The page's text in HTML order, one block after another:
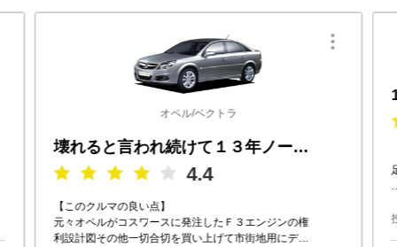
オペル/ベクトラ
壊れると言われ続けて１３年ノートラブルで乗った 不遇の優良車
4.4
【このクルマの良い点】
元々オペルがコスワースに発注したＦ３エンジンの権
利設計図その他一切合切を買い上げて市街地用にデチ